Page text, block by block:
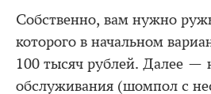
Собственно, вам нужно
которого в начальном
100 тысяч рублей. Далее —
обслуживания (шомпол с